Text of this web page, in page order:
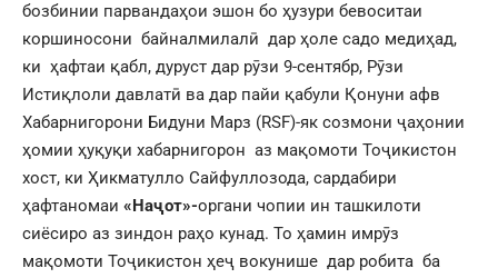
бозбинии парвандаҳои эшон бо ҳузури бевоситаи
коршиносони байналмилалӣ дар ҳоле садо медиҳад,
ки ҳафтаи қабл, дуруст дар рӯзи 9-сентябр, Рӯзи
Истиқлоли давлатӣ ва дар пайи қабули Қонуни афв
Хабарнигорони Бидуни Марз (RSF)-як созмони ҷаҳонии
ҳомии ҳуқуқи хабарнигорон аз мақомоти Тоҷикистон
хост, ки Ҳикматулло Сайфуллозода, сардабири
ҳафтаномаи «Наҷот»-органи чопии ин ташкилоти
сиёсиро аз зиндон раҳо кунад. То ҳамин имрӯз
мақомоти Тоҷикистон ҳеҷ вокунише дар робита ба